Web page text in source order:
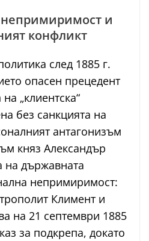
непримиримост и
конфликт
след 1885 г.
опасен прецедент
„клиентска“
без санкцията на
антагонизъм
княз Александър
на държавната
непримиримост:
Климент и
на 21 септември 1885
за подкрепа, докато